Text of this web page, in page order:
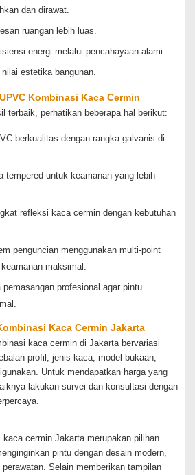
dan dirawat.
ruangan lebih luas.
energi melalui pencahayaan alami.
estetika bangunan.
Kombinasi Kaca Cermin
terbaik, perhatikan beberapa hal berikut:
berkualitas dengan rangka galvanis di
tempered untuk keamanan yang lebih
refleksi kaca cermin dengan kebutuhan
penguncian menggunakan multi-point
maksimal.
pemasangan profesional agar pintu
Kaca Cermin Jakarta
kaca cermin di Jakarta bervariasi
profil, jenis kaca, model bukaan,
Untuk mendapatkan harga yang
lakukan survei dan konsultasi dengan
cermin Jakarta merupakan pilihan
pintu dengan desain modern,
Selain memberikan tampilan